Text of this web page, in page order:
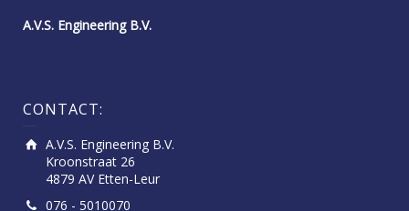
A.V.S. Engineering B.V.
CONTACT:
A.V.S. Engineering B.V.
Kroonstraat 26
4879 AV Etten-Leur
076 - 5010070